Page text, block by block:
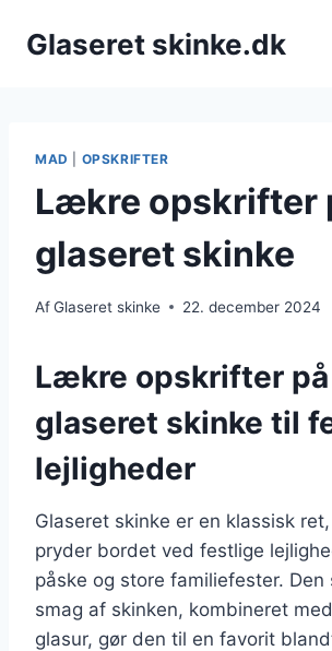
Glaseret skinke.dk
MAD OPSKRIFTER
Lækre opskrifter
glaseret skinke
AfGlaseret skinke 22. december 2024
Lækre opskrifter på
glaseret skinke til
lejligheder
Glaseret skinke er en klassisk
pryder bordet ved festlige
påske og store familiefester. Den
smag af skinken, kombineret
glasur, gør den til en favorit